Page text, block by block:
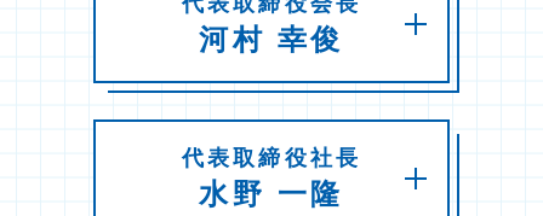
河村 幸俊
代表取締役社長
水野 一隆